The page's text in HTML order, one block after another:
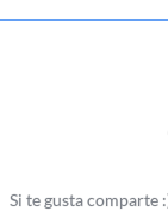
Si te gusta comparte